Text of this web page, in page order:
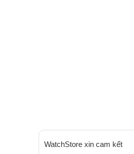
WatchStore xin cam kết